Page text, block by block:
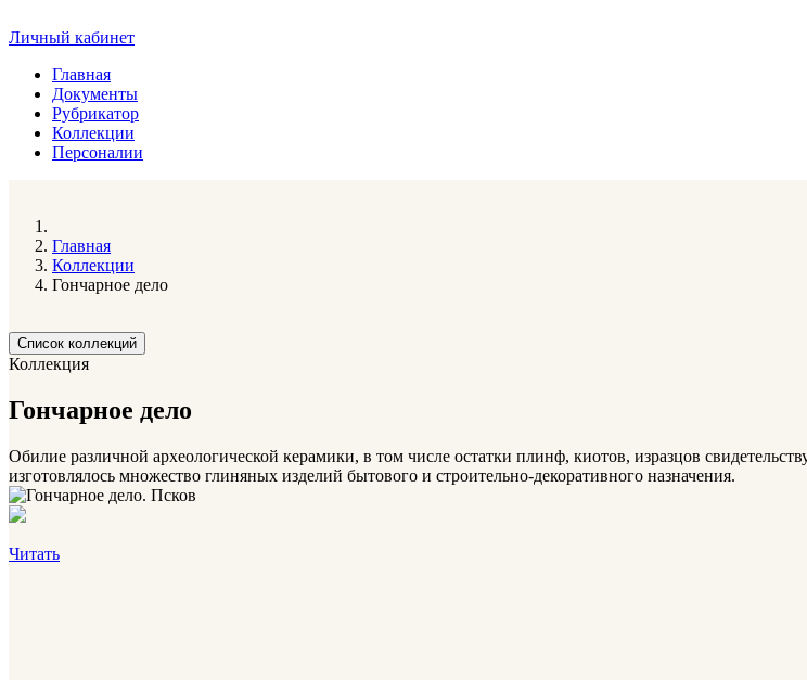
Личный кабинет
Главная
Документы
Рубрикатор
Коллекции
Персоналии
Главная
Коллекции
Гончарное дело
Список коллекций
Коллекция
Гончарное дело
Обилие различной археологической керамики, в том числе остатки плинф, киотов, изразцов
изготовлялось множество глиняных изделий бытового и строительно-декоративного назначения.
Читать